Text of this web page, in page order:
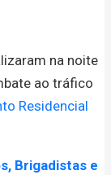
na noite
ao tráfico
Residencial
Brigadistas e